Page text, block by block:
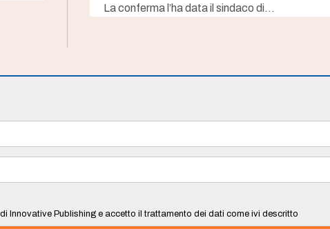
La conferma l’ha data il sindaco di…
Innovative Publishing e accetto il trattamento dei dati come ivi descritto